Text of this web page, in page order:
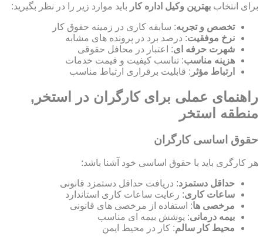
برای انتخاب بهترین وکیل اداره کار باید موارد زیر را در نظر بگیرید:
تخصص و تجربه: سابقه کاری در زمینه حقوق کار
نرخ موفقیت: درصد برد در پرونده های مشابه
شهرت حرفه ای: اعتبار در محافل حقوقی
هزینه مناسب: تناسب کیفیت و قیمت خدمات
ارتباط مؤثر : قابلیت برقراری ارتباط مناسب
راهنمای عملی برای کارگران در استخر,
منطقه استخر
حقوق اساسی کارگران
هر کارگری باید با حقوق اساسی خود آشنا باشد:
حداقل دستمزد: دریافت حداقل دستمزد قانونی
ساعات کاری: رعایت ساعات کاری استاندارد
مرخصی ها: استفاده از مرخصی های قانونی
بیمه درمانی: پوشش بیمه ای مناسب
محیط کار سالم: کار در محیط ایمن